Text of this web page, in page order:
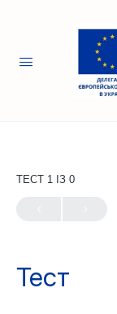
ТЕСТ 1 ІЗ 0
Тест